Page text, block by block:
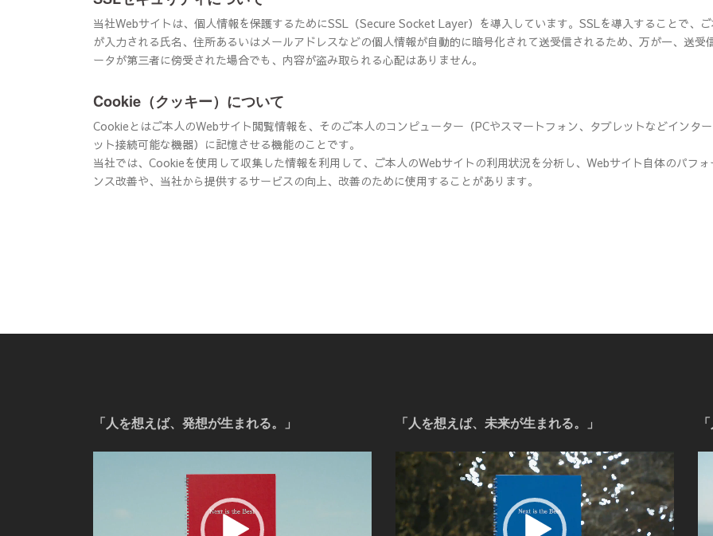
当社Webサイトは、個人情報を保護するためにSSL（Secure Socket Layer）を導入しています。SSLを導入することで、
が入力される氏名、住所あるいはメールアドレスなどの個人情報が自動的に暗号化されて送受信されるため、万が一、送受
ータが第三者に傍受された場合でも、内容が盗み取られる心配はありません。
Cookie（クッキー）について
Cookieとはご本人のWebサイト閲覧情報を、そのご本人のコンピューター（PCやスマートフォン、タブレットなどインタ
ット接続可能な機器）に記憶させる機能のことです。
当社では、Cookieを使用して収集した情報を利用して、ご本人のWebサイトの利用状況を分析し、Webサイト自体のパフォ
ンス改善や、当社から提供するサービスの向上、改善のために使用することがあります。
「人を想えば、発想が生まれる。」 「人を想えば、未来が生まれる。」
動
プ
ー